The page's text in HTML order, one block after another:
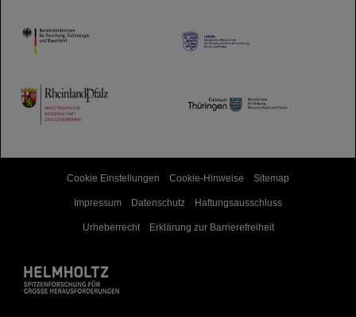
HMWK
TMWWDG
Cookie Einstellungen Cookie-Hinweise Sitemap
Impressum Datenschutz Haftungsausschluss
Urheberrecht Erklärung zur Barrierefreiheit